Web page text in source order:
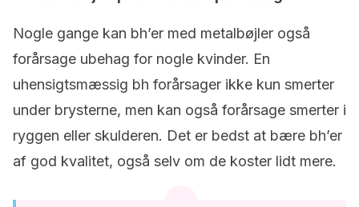
Nogle gange kan bh’er med metalbøjler også
forårsage ubehag for nogle kvinder. En
uhensigtsmæssig bh forårsager ikke kun smerter
under brysterne, men kan også forårsage smerter i
ryggen eller skulderen. Det er bedst at bære bh’er
af god kvalitet, også selv om de koster lidt mere.